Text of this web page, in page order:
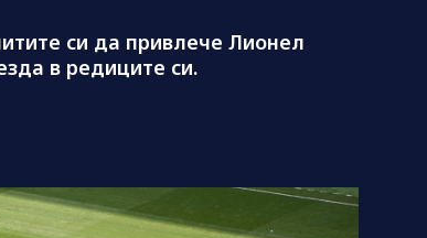
си да привлече Лионел
в редиците си.